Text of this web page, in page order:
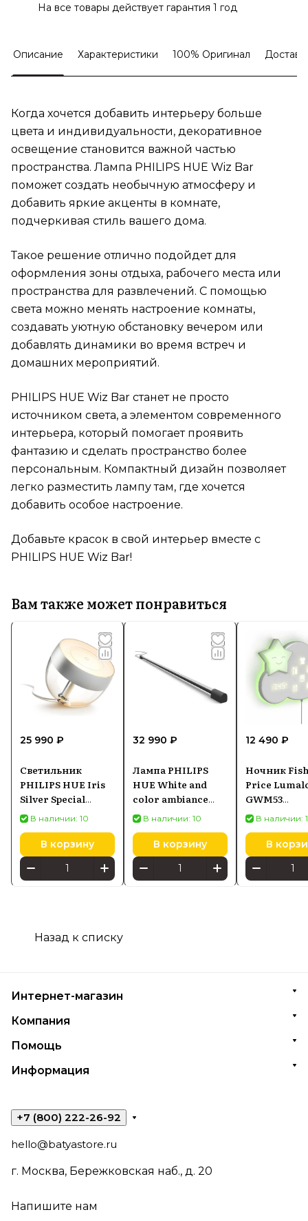
На все товары действует гарантия 1 год
Описание Характеристики 100% Оригинал
Когда хочется добавить интерьеру больше
цвета и индивидуальности, декоративное
освещение становится важной частью
пространства. Лампа PHILIPS HUE Wiz Bar
поможет создать необычную атмосферу и
добавить яркие акценты в комнате,
подчеркивая стиль вашего дома.
Такое решение отлично подойдет для
оформления зоны отдыха, рабочего места или
пространства для развлечений. С помощью
света можно менять настроение комнаты,
создавать уютную обстановку вечером или
добавлять динамики во время встреч и
домашних мероприятий.
PHILIPS HUE Wiz Bar станет не просто
источником света, а элементом современного
интерьера, который помогает проявить
фантазию и сделать пространство более
персональным. Компактный дизайн позволяет
легко разместить лампу там, где хочется
добавить особое настроение.
Добавьте красок в свой интерьер вместе с
PHILIPS HUE Wiz Bar!
Вам также может понравиться
25 990 ₽
Светильник
PHILIPS HUE Iris
Silver Special
Edition 609730
В наличии: 10
В корзину
32 990 ₽
Лампа PHILIPS
HUE White and
color ambiance
Tuba LED Play
gradient L
В наличии: 10
В корзину
12 490 ₽
Ночник
Price
GWM53
В наличии:
В
Назад к списку
Интернет-магазин
Компания
Помощь
Информация
+7 (800) 222-26-92
hello@batyastore.ru
г. Москва, Бережковская наб., д. 20
Напишите нам